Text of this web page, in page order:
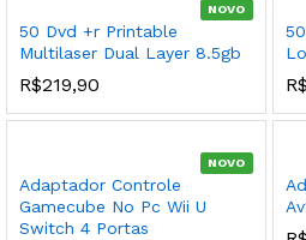
NOVO
50 Dvd +r Printable
Multilaser Dual Layer 8.5gb
R$219,90 R$
NOVO
Adaptador Controle
Gamecube No Pc Wii U
Switch 4 Portas